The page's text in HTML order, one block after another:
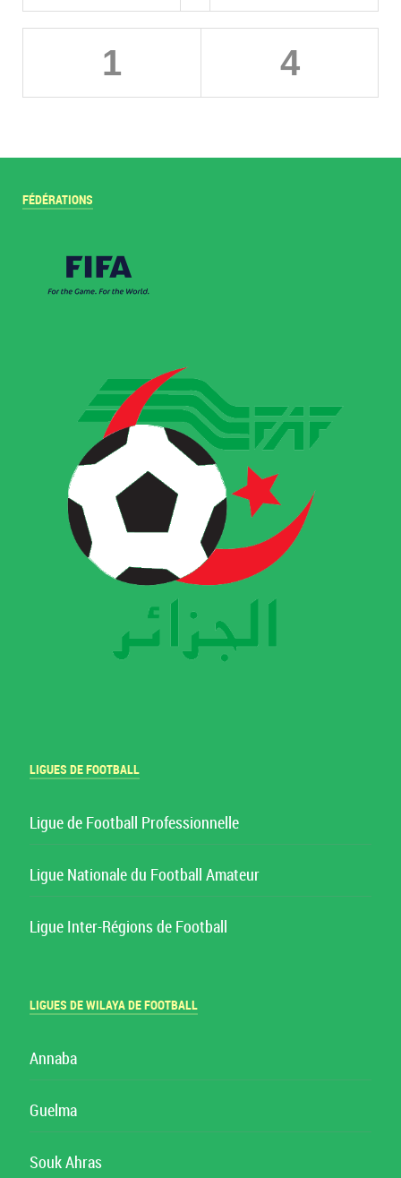
1 4
FÉDÉRATIONS
LIGUES DE FOOTBALL
Ligue de Football Professionnelle
Ligue Nationale du Football Amateur
Ligue Inter-Régions de Football
LIGUES DE WILAYA DE FOOTBALL
Annaba
Guelma
Souk Ahras